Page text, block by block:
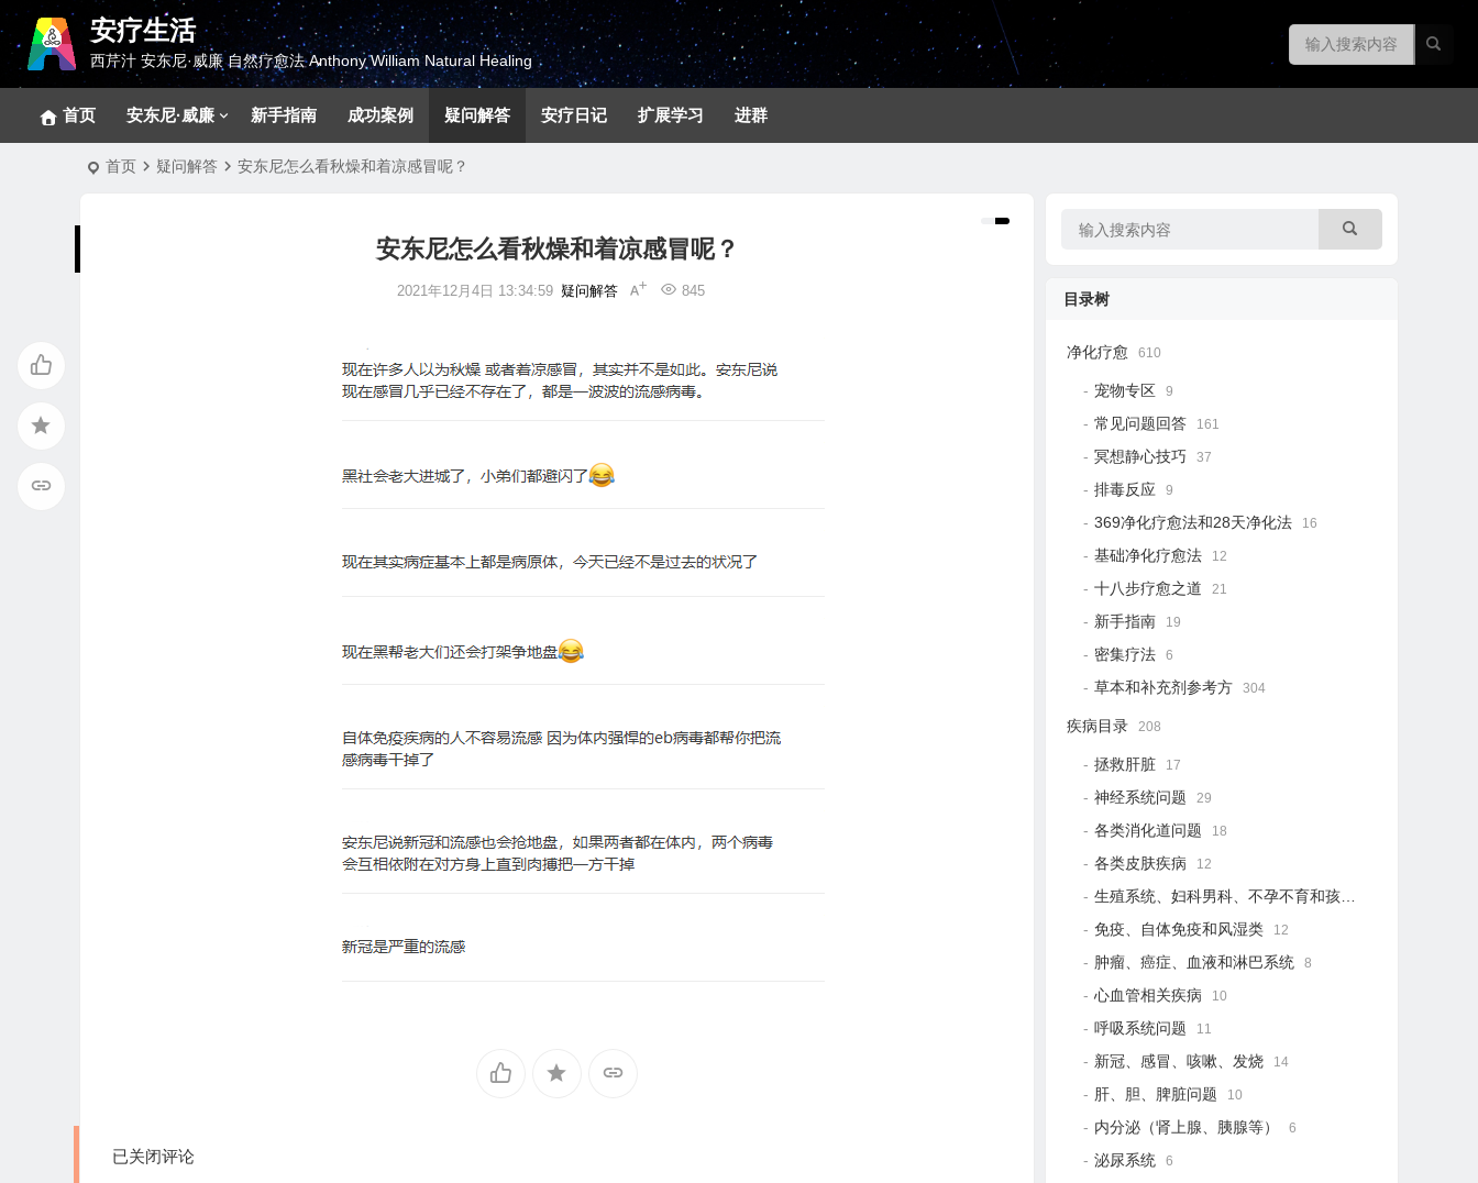
安疗生活
西芹汁 安东尼·威廉 自然疗愈法 Anthony William Natural Healing
首页 安东尼·威廉 新手指南 成功案例 疑问解答 安疗日记 扩展学习 进群
首页 疑问解答 安东尼怎么看秋燥和着凉感冒呢？
安东尼怎么看秋燥和着凉感冒呢？
2021年12月4日 13:34:59 疑问解答 845
已关闭评论
目录树
净化疗愈 610
宠物专区 9
常见问题回答 161
冥想静心技巧 37
排毒反应 9
369净化疗愈法和28天净化法 16
基础净化疗愈法 12
十八步疗愈之道 21
新手指南 19
密集疗法 6
草本和补充剂参考方 304
疾病目录 208
拯救肝脏 17
神经系统问题 29
各类消化道问题 18
各类皮肤疾病 12
生殖系统、妇科男科、不孕不育和孩子健康
免疫、自体免疫和风湿类 12
肿瘤、癌症、血液和淋巴系统 8
心血管相关疾病 10
呼吸系统问题 11
新冠、感冒、咳嗽、发烧 14
肝、胆、脾脏问题 10
内分泌（肾上腺、胰腺等） 6
泌尿系统 6